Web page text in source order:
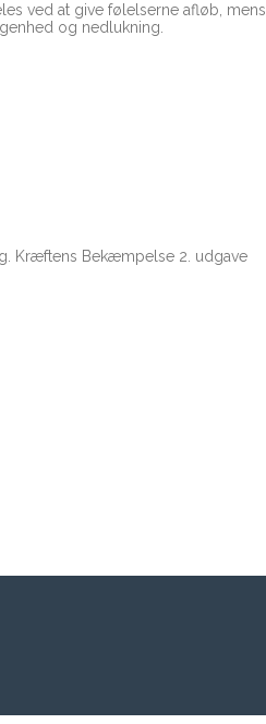
ved at give følelserne afløb, mens
og nedlukning.
Kræftens Bekæmpelse 2. udgave